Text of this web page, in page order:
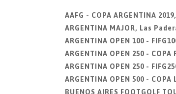
AAFG - COPA ARGENTINA
ARGENTINA MAJOR, Las
ARGENTINA OPEN 100 -
ARGENTINA OPEN 250 -
ARGENTINA OPEN 250 -
ARGENTINA OPEN 500 -
BUENOS AIRES FOOTGOLF